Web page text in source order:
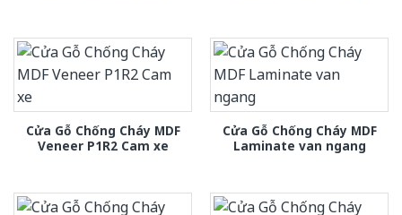
Cửa Gỗ Chống Cháy MDF
Veneer P1R2 Cam xe
Cửa Gỗ Chống Cháy MDF
Laminate van ngang